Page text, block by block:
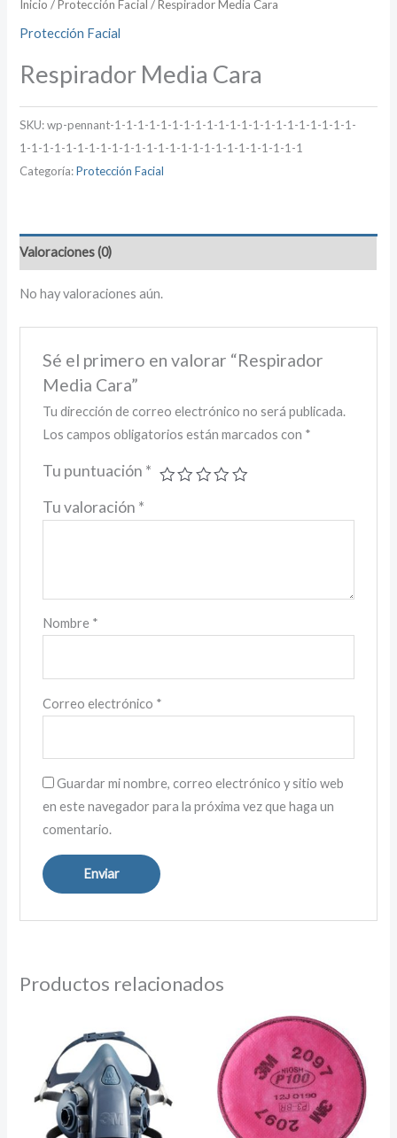
Inicio /Protección Facial / Respirador Media Cara
Protección Facial
Respirador Media Cara
SKU:wp-pennant-1-1-1-1-1-1-1-1-1-1-1-1-1-1-1-1-1-1-1-1-1-
1-1-1-1-1-1-1-1-1-1-1-1-1-1-1-1-1-1-1-1-1-1-1-1-1
Categoría:Protección Facial
Valoraciones (0)
No hay valoraciones aún.
Sé el primero en valorar “Respirador
Media Cara”
Tu dirección de correo electrónico no será publicada.
Los campos obligatorios están marcados con *
Tu puntuación *
Tu valoración *
Nombre *
Correo electrónico *
Guardar mi nombre, correo electrónico y sitio web
en este navegador para la próxima vez que haga un
comentario.
Productos relacionados